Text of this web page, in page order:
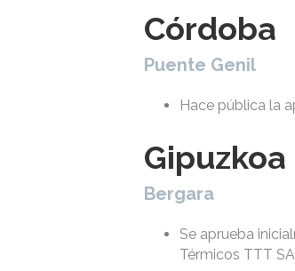
Córdoba
Puente Genil
Hace pública la
Gipuzkoa
Bergara
Se aprueba
Térmicos TTT